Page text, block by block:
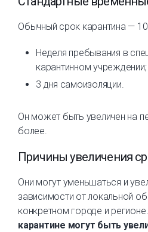
Обычный срок карантина —
Неделя пребывания в
карантинном учреждении;
3 дня самоизоляции.
Он может быть увеличен на
более.
Причины увеличения
Они могут уменьшаться и
зависимости от локальной
конкретном городе и регионе.
карантине могут быть